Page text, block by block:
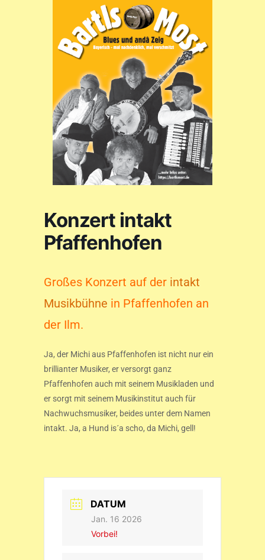
Konzert intakt
Pfaffenhofen
Großes Konzert auf der intakt
Musikbühne in Pfaffenhofen an
der Ilm.
Ja, der Michi aus Pfaffenhofen ist nicht nur ein
brillianter Musiker, er versorgt ganz
Pfaffenhofen auch mit seinem Musikladen und
er sorgt mit seinem Musikinstitut auch für
Nachwuchsmusiker, beides unter dem Namen
intakt. Ja, a Hund is´a scho, da Michi, gell!
DATUM
Jan. 16 2026
Vorbei!